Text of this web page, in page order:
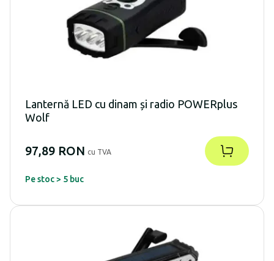
Lanternă LED cu dinam și radio POWERplus
Wolf
97,89 RON cu TVA
Pe stoc > 5 buc